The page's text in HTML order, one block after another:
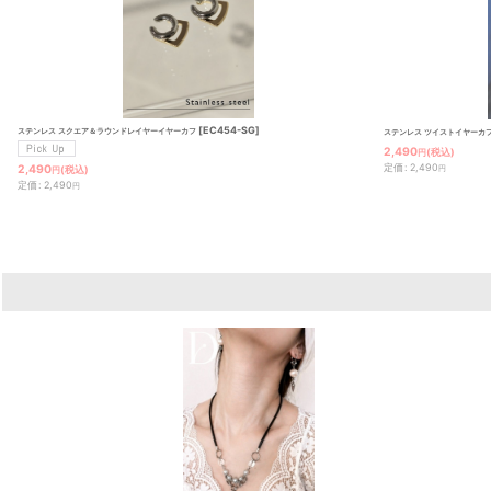
ステンレス スクエア＆ラウンドレイヤーイヤーカフ [EC454-SG]
2,490円 (税込)
定価 : 2,490 円
ステンレス ツイストイヤーカ
2,490円(税込)
定価 : 2,490円